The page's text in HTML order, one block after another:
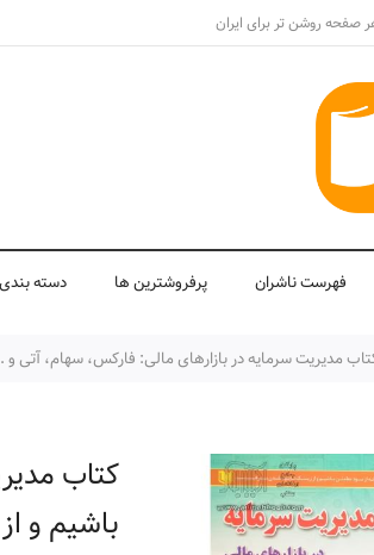
صفحه روشن تر برای ایران
فهرست ناشران پرفروشترین ها دسته بندی
مدیریت سرمایه در بازارهای مالی: فارکس، سهام،
کتاب
باشیم و